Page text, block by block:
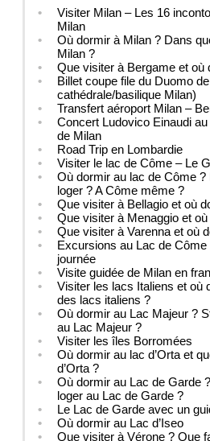
Visiter Milan – Les 16
Milan
Où dormir à Milan ? Dans
Milan ?
Que visiter à Bergame et où
Billet coupe file du Duomo
cathédrale/basilique Milan)
Transfert aéroport Milan –
Concert Ludovico Einaudi
de Milan
Road Trip en Lombardie
Visiter le lac de Côme – Le
Où dormir au lac de Côme ?
loger ? A Côme même ?
Que visiter à Bellagio et où
Que visiter à Menaggio et
Que visiter à Varenna et où
Excursions au Lac de Côme
journée
Visite guidée de Milan en
Visiter les lacs Italiens et où
des lacs italiens ?
Où dormir au Lac Majeur ?
au Lac Majeur ?
Visiter les îles Borromées
Où dormir au lac d’Orta et
d’Orta ?
Où dormir au Lac de Garde
loger au Lac de Garde ?
Le Lac de Garde avec un
Où dormir au Lac d’Iseo
Que visiter à Vérone ? Que